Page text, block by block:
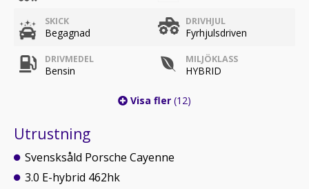
SKICK
Begagnad
DRIVHJUL
Fyrhjulsdriven
DRIVMEDEL
Bensin
MILJÖKLASS
HYBRID
Visa fler (12)
Utrustning
Svensksåld Porsche Cayenne
3.0 E-hybrid 462hk